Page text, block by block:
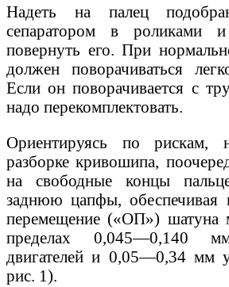
Надеть на палец
сепаратором в роликами
повернуть его. При
должен поворачиваться
Если он поворачивается с
надо перекомплектовать.
Ориентируясь по рискам,
разборке кривошипа,
на свободные концы
заднюю цапфы, обеспечивая
перемещение («ОП»)
пределах 0,045—0,140
двигателей и 0,05—0,34 мм
рис. 1).